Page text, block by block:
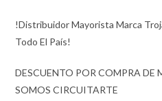
!Distribuidor Mayorista Marca
Todo El País!
DESCUENTO POR COMPRA DE
SOMOS CIRCUITARTE